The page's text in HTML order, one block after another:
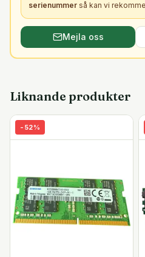
serienummer så kan vi
Mejla oss
Liknande produkter
- 52%